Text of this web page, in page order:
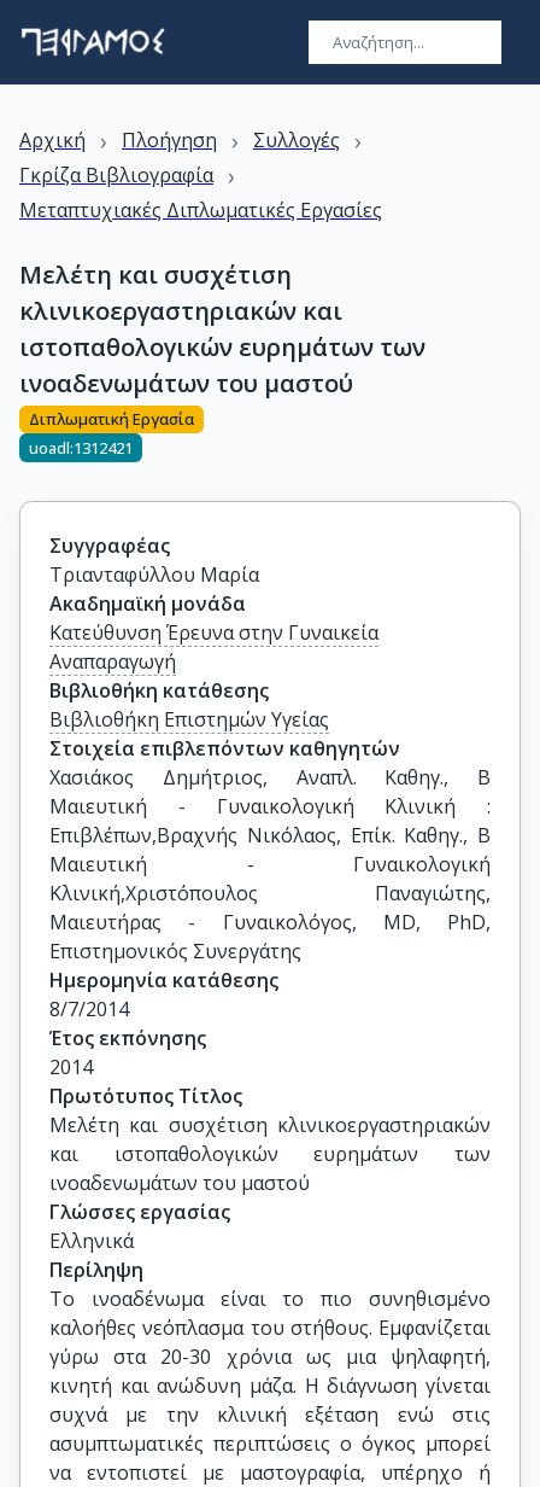
Αρχική › Πλοήγηση › Συλλογές ›
Γκρίζα Βιβλιογραφία ›
Μεταπτυχιακές Διπλωματικές Εργασίες
Μελέτη και συσχέτιση
κλινικοεργαστηριακών και
ιστοπαθολογικών ευρημάτων των
ινοαδενωμάτων του μαστού
Διπλωματική Εργασία
uoadl:1312421
Συγγραφέας
Τριανταφύλλου Μαρία
Ακαδημαϊκή μονάδα
Κατεύθυνση Έρευνα στην Γυναικεία
Αναπαραγωγή
Βιβλιοθήκη κατάθεσης
Βιβλιοθήκη Επιστημών Υγείας
Στοιχεία επιβλεπόντων καθηγητών
Χασιάκος Δημήτριος, Αναπλ. Καθηγ., Β΄
Μαιευτική - Γυναικολογική Κλινική :
Επιβλέπων,Βραχνής Νικόλαος, Επίκ. Καθηγ., Β΄
Μαιευτική - Γυναικολογική
Κλινική,Χριστόπουλος Παναγιώτης,
Μαιευτήρας - Γυναικολόγος, MD, PhD,
Επιστημονικός Συνεργάτης
Ημερομηνία κατάθεσης
8/7/2014
Έτος εκπόνησης
2014
Πρωτότυπος Τίτλος
Μελέτη και συσχέτιση κλινικοεργαστηριακών
και ιστοπαθολογικών ευρημάτων των
ινοαδενωμάτων του μαστού
Γλώσσες εργασίας
Ελληνικά
Περίληψη
Το ινοαδένωμα είναι το πιο συνηθισμένο
καλοήθες νεόπλασμα του στήθους. Εμφανίζεται
γύρω στα 20-30 χρόνια ως μια ψηλαφητή,
κινητή και ανώδυνη μάζα. Η διάγνωση γίνεται
συχνά με την κλινική εξέταση ενώ στις
ασυμπτωματικές περιπτώσεις ο όγκος μπορεί
να εντοπιστεί με μαστογραφία, υπέρηχο ή